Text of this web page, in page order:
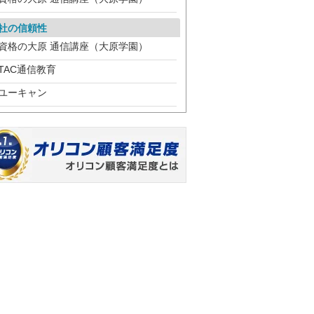
の信頼性
格の大原 通信講座（大原学園）
通信教育
ーキャン